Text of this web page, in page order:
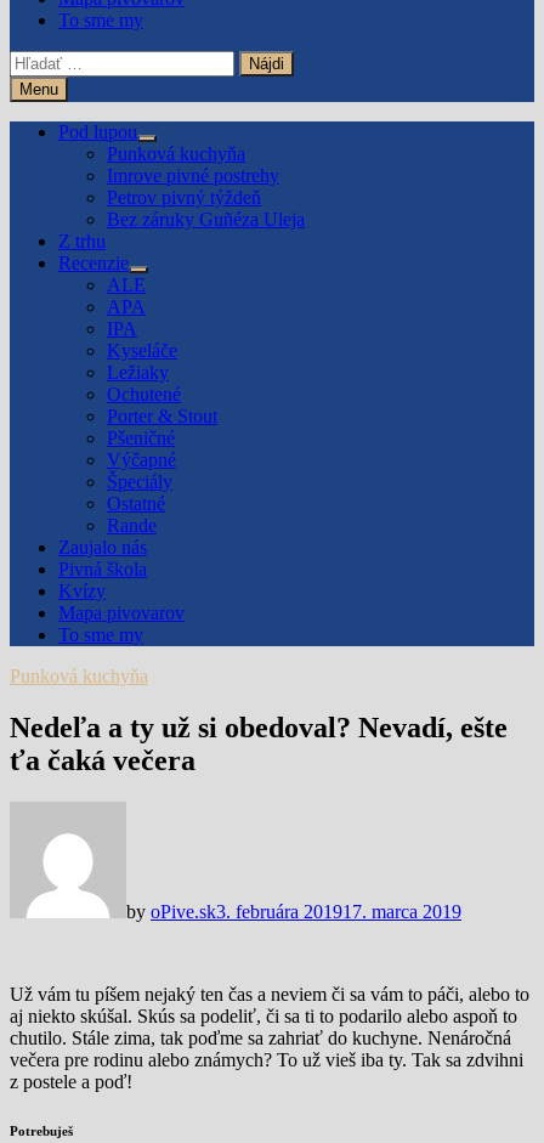
To sme my
Hľadať:
Menu
Pod lupou
Show
sub
menu
Punková kuchyňa
Imrove pivné postrehy
Petrov pivný týždeň
Bez záruky Guñéza Uleja
Z trhu
Recenzie
Show
sub
menu
ALE
APA
IPA
Kyseláče
Ležiaky
Ochutené
Porter & Stout
Pšeničné
Výčapné
Špeciály
Ostatné
Rande
Zaujalo nás
Pivná škola
Kvízy
Mapa pivovarov
To sme my
Punková kuchyňa
Nedeľa a ty už si obedoval? Nevadí, ešte
ťa čaká večera
by oPive.sk3. februára 201917. marca 2019
Už vám tu píšem nejaký ten čas a neviem či sa vám to páči, alebo to
aj niekto skúšal. Skús sa podeliť, či sa ti to podarilo alebo aspoň to
chutilo. Stále zima, tak poďme sa zahriať do kuchyne. Nenáročná
večera pre rodinu alebo známych? To už vieš iba ty. Tak sa zdvihni
z postele a poď!
Potrebuješ